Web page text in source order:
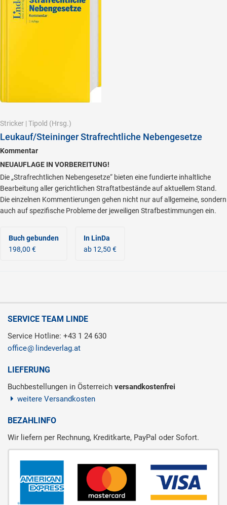
Stricker | Tipold (Hrsg.)
Leukauf/Steininger Strafrechtliche Nebengesetze
Kommentar
NEUAUFLAGE IN VORBEREITUNG!
Die „Strafrechtlichen Nebengesetze“ bieten eine fundierte inhaltliche
Bearbeitung aller gerichtlichen Straftatbestände auf aktuellem Stand.
Die einzelnen Kommentierungen gehen nicht nur auf allgemeine, sondern
auch auf spezifische Probleme der jeweiligen Strafbestimmungen ein.
Buch gebunden
198,00 €
In LinDa
ab 12,50 €
SERVICE TEAM LINDE
Service Hotline: +43 1 24 630
office
lindeverlag.at
LIEFERUNG
Buchbestellungen in Österreich versandkostenfrei
weitere Versandkosten
BEZAHLINFO
Wir liefern per Rechnung, Kreditkarte, PayPal oder Sofort.